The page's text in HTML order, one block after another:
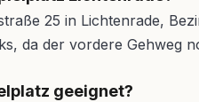
25 in Lichtenrade,
da der vordere Gehweg
geeignet?